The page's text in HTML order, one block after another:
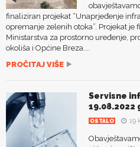
finaliziran projekat “Unaprjeđenje
opremanje zelenih otoka”. Projekat je
Ministarstva za prostorno uređenje,
okoliša i Općine Breza....
PROČITAJ VIŠE
Servisne
19.08.2022
OSTALO 19